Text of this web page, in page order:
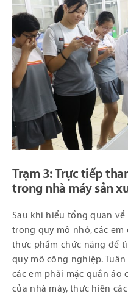
Trạm 3: Trực tiếp
trong nhà máy sản
Sau khi hiểu tổng quan
trong quy mô nhỏ, các em
thực phẩm chức năng để
quy mô công nghiệp.
các em phải mặc quần áo
của nhà máy, thực hiện